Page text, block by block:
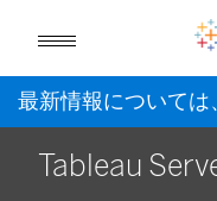
最新情報については、
Tableau